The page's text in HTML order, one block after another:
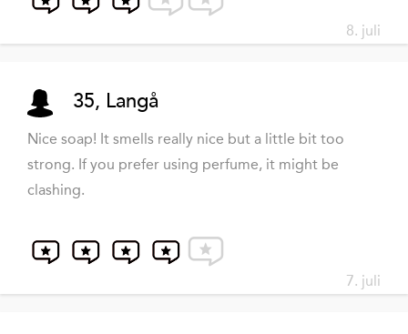
8. juli
35, Langå
Nice soap! It smells really nice but a little bit too
strong. If you prefer using perfume, it might be
clashing.
7. juli